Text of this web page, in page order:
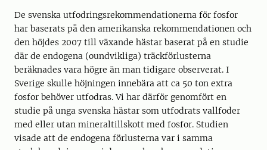
De svenska utfodringsrekommendationerna för fosfor
har baserats på den amerikanska rekommendationen och
den höjdes 2007 till växande hästar baserat på en studie
där de endogena (oundvikliga) träckförlusterna
beräknades vara högre än man tidigare observerat. I
Sverige skulle höjningen innebära att ca 50 ton extra
fosfor behöver utfodras. Vi har därför genomfört en
studie på unga svenska hästar som utfodrats vallfoder
med eller utan mineraltillskott med fosfor. Studien
visade att de endogena förlusterna var i samma